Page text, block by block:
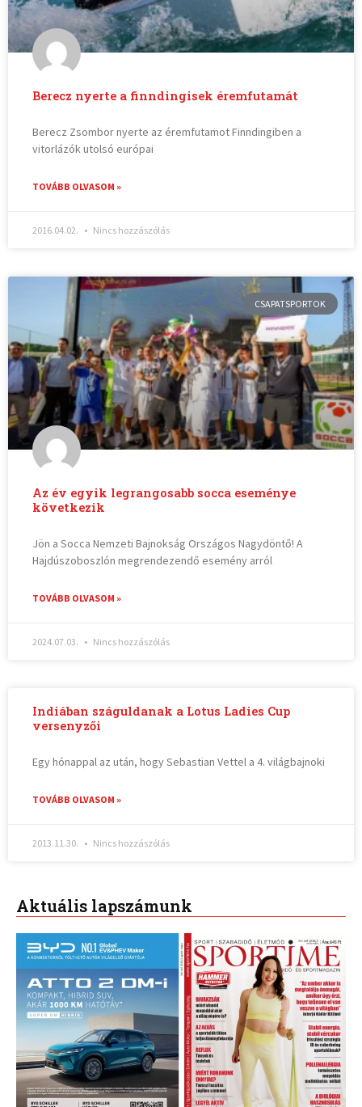
Berecz nyerte a finndingisek éremfutamát
Berecz Zsombor nyerte az éremfutamot Finndingiben a
vitorlázók utolsó európai
TOVÁBB OLVASOM »
2016.04.02. Nincs hozzászólás
CSAPATSPORTOK
Az év egyik legrangosabb socca eseménye
következik
Jön a Socca Nemzeti Bajnokság Országos Nagydöntő! A
Hajdúszoboszlón megrendezendő esemény arról
TOVÁBB OLVASOM »
2024.07.03. Nincs hozzászólás
Indiában száguldanak a Lotus Ladies Cup
versenyzői
Egy hónappal az után, hogy Sebastian Vettel a 4. világbajnoki
TOVÁBB OLVASOM »
2013.11.30. Nincs hozzászólás
Aktuális lapszámunk